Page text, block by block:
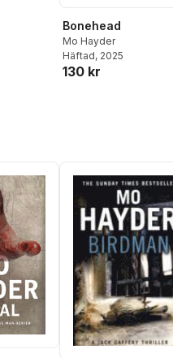
Totalt antal röster:
Bonehead
Mo Hayder
Häftad, 2025
130 kr